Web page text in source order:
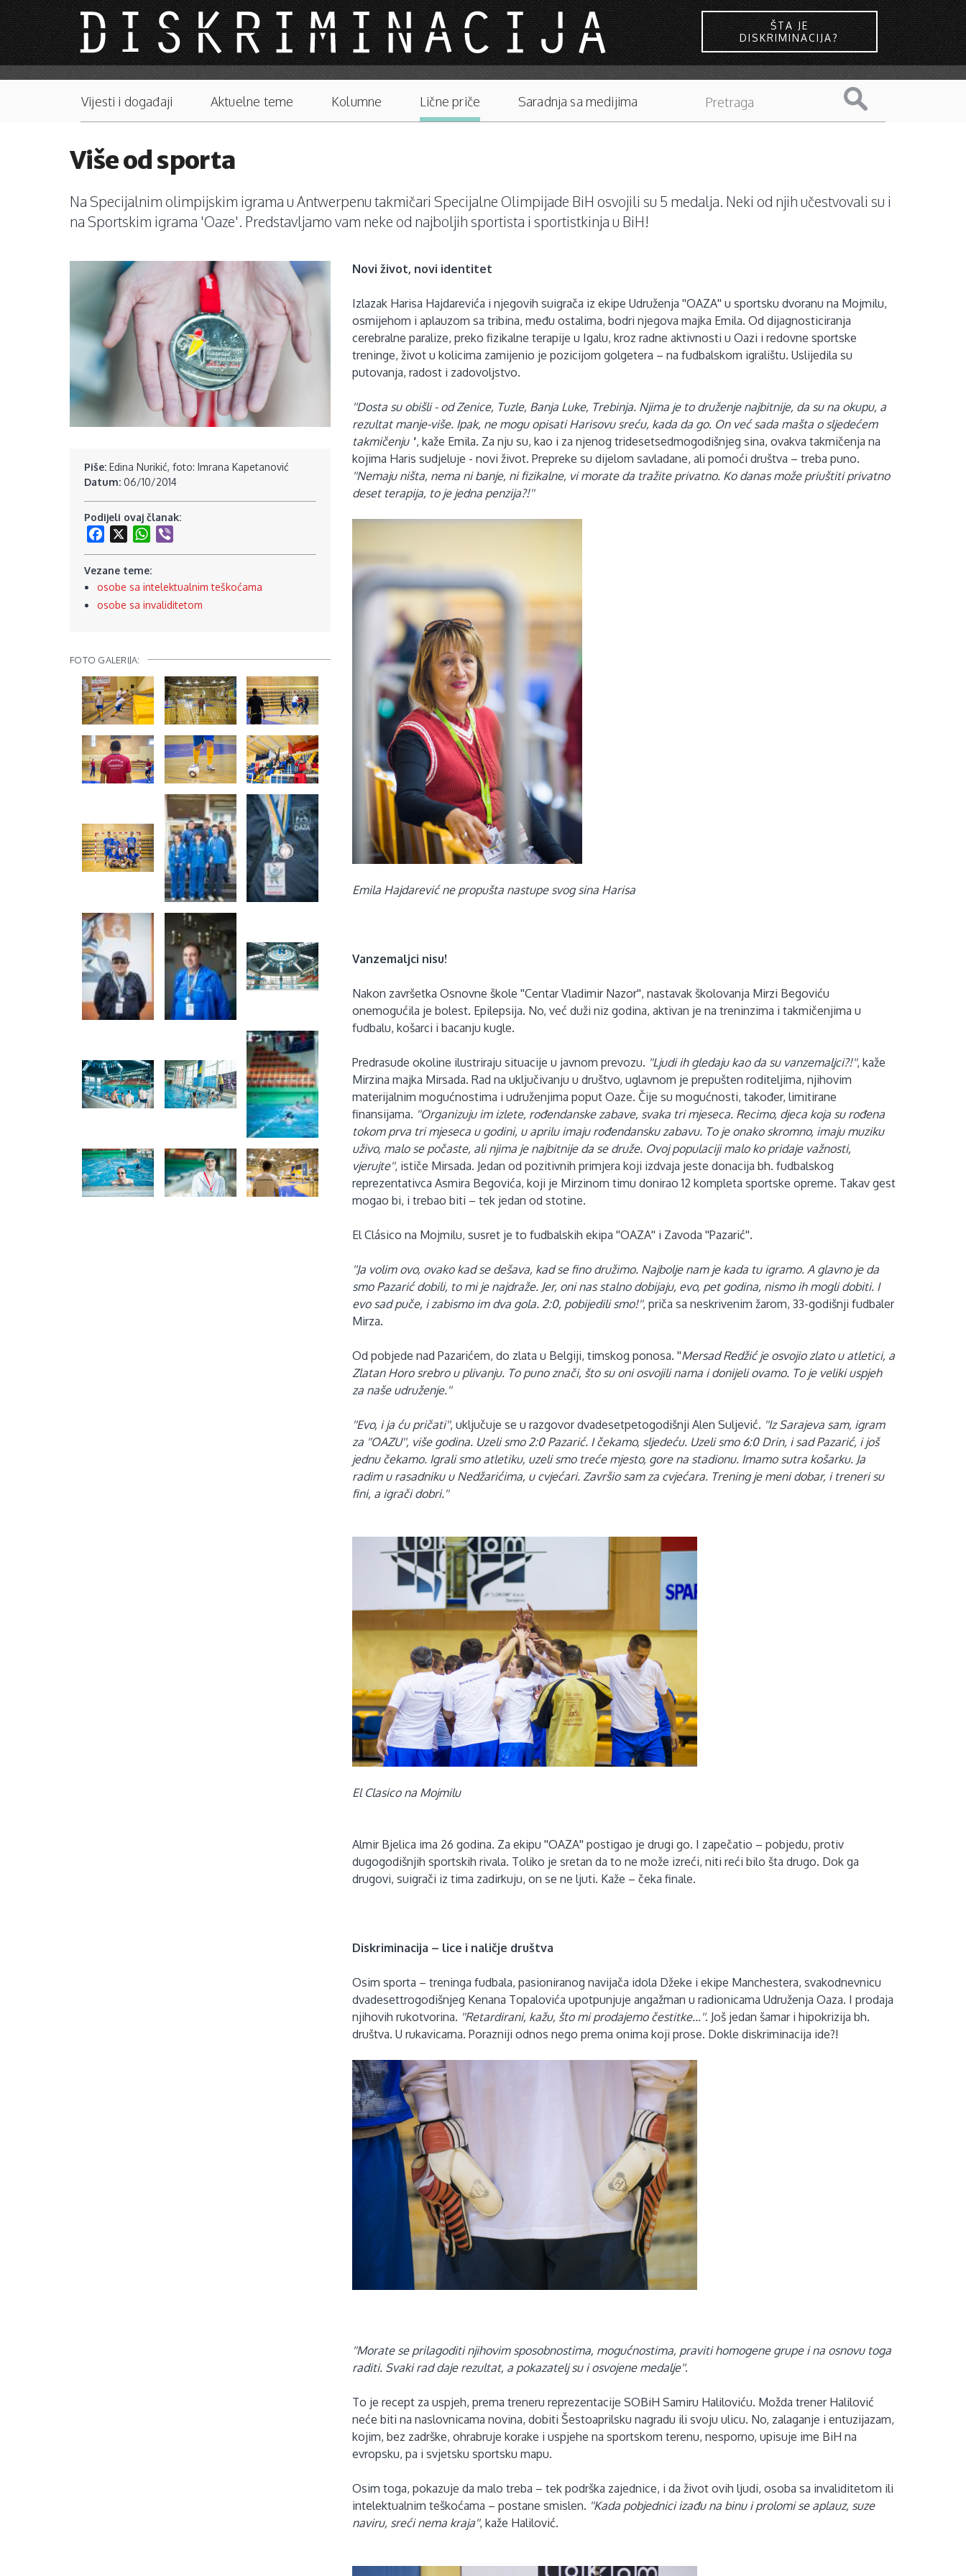
Skip to main content
ŠTA JE
DISKRIMINACIJA?
Main menu
Vijesti i događaji Aktuelne teme Kolumne Lične priče Saradnja sa medijima
Više od sporta
Na Specijalnim olimpijskim igrama u Antwerpenu takmičari Specijalne Olimpijade BiH osvojili su 5 medalja. Neki od njih učestvovali su i
na Sportskim igrama 'Oaze'. Predstavljamo vam neke od najboljih sportista i sportistkinja u BiH!
Piše: Edina Nurikić, foto: Imrana Kapetanović
Datum: 06/10/2014
Podijeli ovaj članak:
Facebook
WhatsApp
Vezane teme:
osobe sa intelektualnim teškoćama
osobe sa invaliditetom
FOTO GALERIJA:
Novi život, novi identitet
Izlazak Harisa Hajdarevića i njegovih suigrača iz ekipe Udruženja ''OAZA'' u sportsku dvoranu na Mojmilu,
osmijehom i aplauzom sa tribina, među ostalima, bodri njegova majka Emila. Od dijagnosticiranja
cerebralne paralize, preko fizikalne terapije u Igalu, kroz radne aktivnosti u Oazi i redovne sportske
treninge, život u kolicima zamijenio je pozicijom golgetera – na fudbalskom igralištu. Uslijedila su
putovanja, radost i zadovoljstvo.
''Dosta su obišli - od Zenice, Tuzle, Banja Luke, Trebinja. Njima je to druženje najbitnije, da su na okupu, a
rezultat manje-više. Ipak, ne mogu opisati Harisovu sreću, kada da go. On već sada mašta o sljedećem
takmičenju '', kaže Emila. Za nju su, kao i za njenog tridesetsedmogodišnjeg sina, ovakva takmičenja na
kojima Haris sudjeluje - novi život. Prepreke su dijelom savladane, ali pomoći društva – treba puno.
''Nemaju ništa, nema ni banje, ni fizikalne, vi morate da tražite privatno. Ko danas može priuštiti privatno
deset terapija, to je jedna penzija?!''
Emila Hajdarević ne propušta nastupe svog sina Harisa
Vanzemaljci nisu!
Nakon završetka Osnovne škole ''Centar Vladimir Nazor'', nastavak školovanja Mirzi Begoviću
onemogućila je bolest. Epilepsija. No, već duži niz godina, aktivan je na treninzima i takmičenjima u
fudbalu, košarci i bacanju kugle.
Predrasude okoline ilustriraju situacije u javnom prevozu. ''Ljudi ih gledaju kao da su vanzemaljci?!'', kaže
Mirzina majka Mirsada. Rad na uključivanju u društvo, uglavnom je prepušten roditeljima, njihovim
materijalnim mogućnostima i udruženjima poput Oaze. Čije su mogućnosti, također, limitirane
finansijama. ''Organizuju im izlete, rođendanske zabave, svaka tri mjeseca. Recimo, djeca koja su rođena
tokom prva tri mjeseca u godini, u aprilu imaju rođendansku zabavu. To je onako skromno, imaju muziku
uživo, malo se počaste, ali njima je najbitnije da se druže. Ovoj populaciji malo ko pridaje važnosti,
vjerujte'', ističe Mirsada. Jedan od pozitivnih primjera koji izdvaja jeste donacija bh. fudbalskog
reprezentativca Asmira Begovića, koji je Mirzinom timu donirao 12 kompleta sportske opreme. Takav gest
mogao bi, i trebao biti – tek jedan od stotine.
El Clásico na Mojmilu, susret je to fudbalskih ekipa ''OAZA'' i Zavoda ''Pazarić''.
''Ja volim ovo, ovako kad se dešava, kad se fino družimo. Najbolje nam je kada tu igramo. A glavno je da
smo Pazarić dobili, to mi je najdraže. Jer, oni nas stalno dobijaju, evo, pet godina, nismo ih mogli dobiti. I
evo sad puče, i zabismo im dva gola. 2:0, pobijedili smo!'', priča sa neskrivenim žarom, 33-godišnji fudbaler
Mirza.
Od pobjede nad Pazarićem, do zlata u Belgiji, timskog ponosa. ''Mersad Redžić je osvojio zlato u atletici, a
Zlatan Horo srebro u plivanju. To puno znači, što su oni osvojili nama i donijeli ovamo. To je veliki uspjeh
za naše udruženje.''
''Evo, i ja ću pričati'', uključuje se u razgovor dvadesetpetogodišnji Alen Suljević. ''Iz Sarajeva sam, igram
za ''OAZU'', više godina. Uzeli smo 2:0 Pazarić. I čekamo, sljedeću. Uzeli smo 6:0 Drin, i sad Pazarić, i još
jednu čekamo. Igrali smo atletiku, uzeli smo treće mjesto, gore na stadionu. Imamo sutra košarku. Ja
radim u rasadniku u Nedžarićima, u cvjećari. Završio sam za cvjećara. Trening je meni dobar, i treneri su
fini, a igrači dobri.''
El Clasico na Mojmilu
Almir Bjelica ima 26 godina. Za ekipu ''OAZA'' postigao je drugi go. I zapečatio – pobjedu, protiv
dugogodišnjih sportskih rivala. Toliko je sretan da to ne može izreći, niti reći bilo šta drugo. Dok ga
drugovi, suigrači iz tima zadirkuju, on se ne ljuti. Kaže – čeka finale.
Diskriminacija – lice i naličje društva
Osim sporta – treninga fudbala, pasioniranog navijača idola Džeke i ekipe Manchestera, svakodnevnicu
dvadesettrogodišnjeg Kenana Topalovića upotpunjuje angažman u radionicama Udruženja Oaza. I prodaja
njihovih rukotvorina. ''Retardirani, kažu, što mi prodajemo čestitke...''. Još jedan šamar i hipokrizija bh.
društva. U rukavicama. Porazniji odnos nego prema onima koji prose. Dokle diskriminacija ide?!
''Morate se prilagoditi njihovim sposobnostima, mogućnostima, praviti homogene grupe i na osnovu toga
raditi. Svaki rad daje rezultat, a pokazatelj su i osvojene medalje''.
To je recept za uspjeh, prema treneru reprezentacije SOBiH Samiru Haliloviću. Možda trener Halilović
neće biti na naslovnicama novina, dobiti Šestoaprilsku nagradu ili svoju ulicu. No, zalaganje i entuzijazam,
kojim, bez zadrške, ohrabruje korake i uspjehe na sportskom terenu, nesporno, upisuje ime BiH na
evropsku, pa i svjetsku sportsku mapu.
Osim toga, pokazuje da malo treba – tek podrška zajednice, i da život ovih ljudi, osoba sa invaliditetom ili
intelektualnim teškoćama – postane smislen. ''Kada pobjednici izađu na binu i prolomi se aplauz, suze
naviru, sreći nema kraja'', kaže Halilović.